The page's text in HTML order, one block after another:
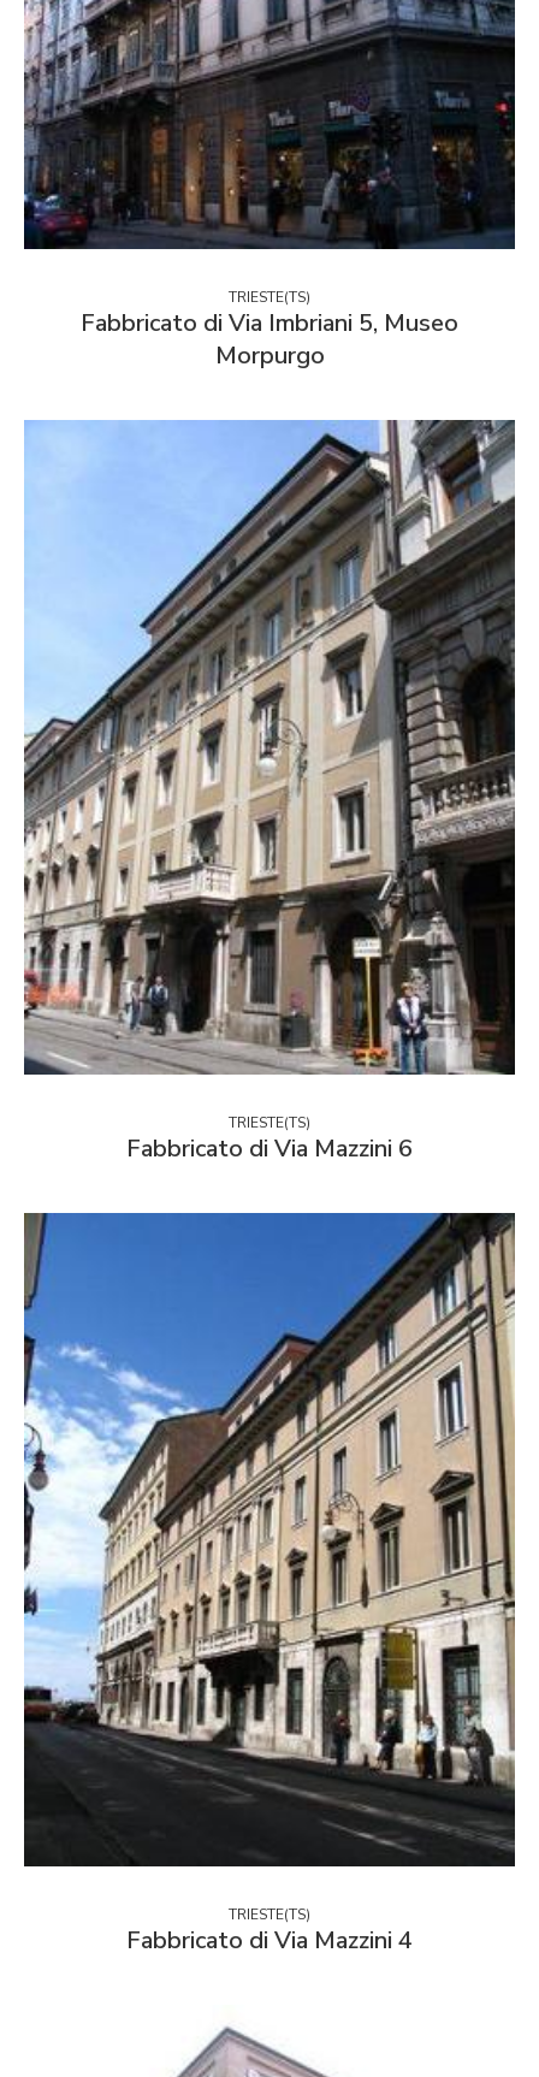
TRIESTE(TS)
Fabbricato di Via Imbriani 5, Museo
Morpurgo
TRIESTE(TS)
Fabbricato di Via Mazzini 6
TRIESTE(TS)
Fabbricato di Via Mazzini 4